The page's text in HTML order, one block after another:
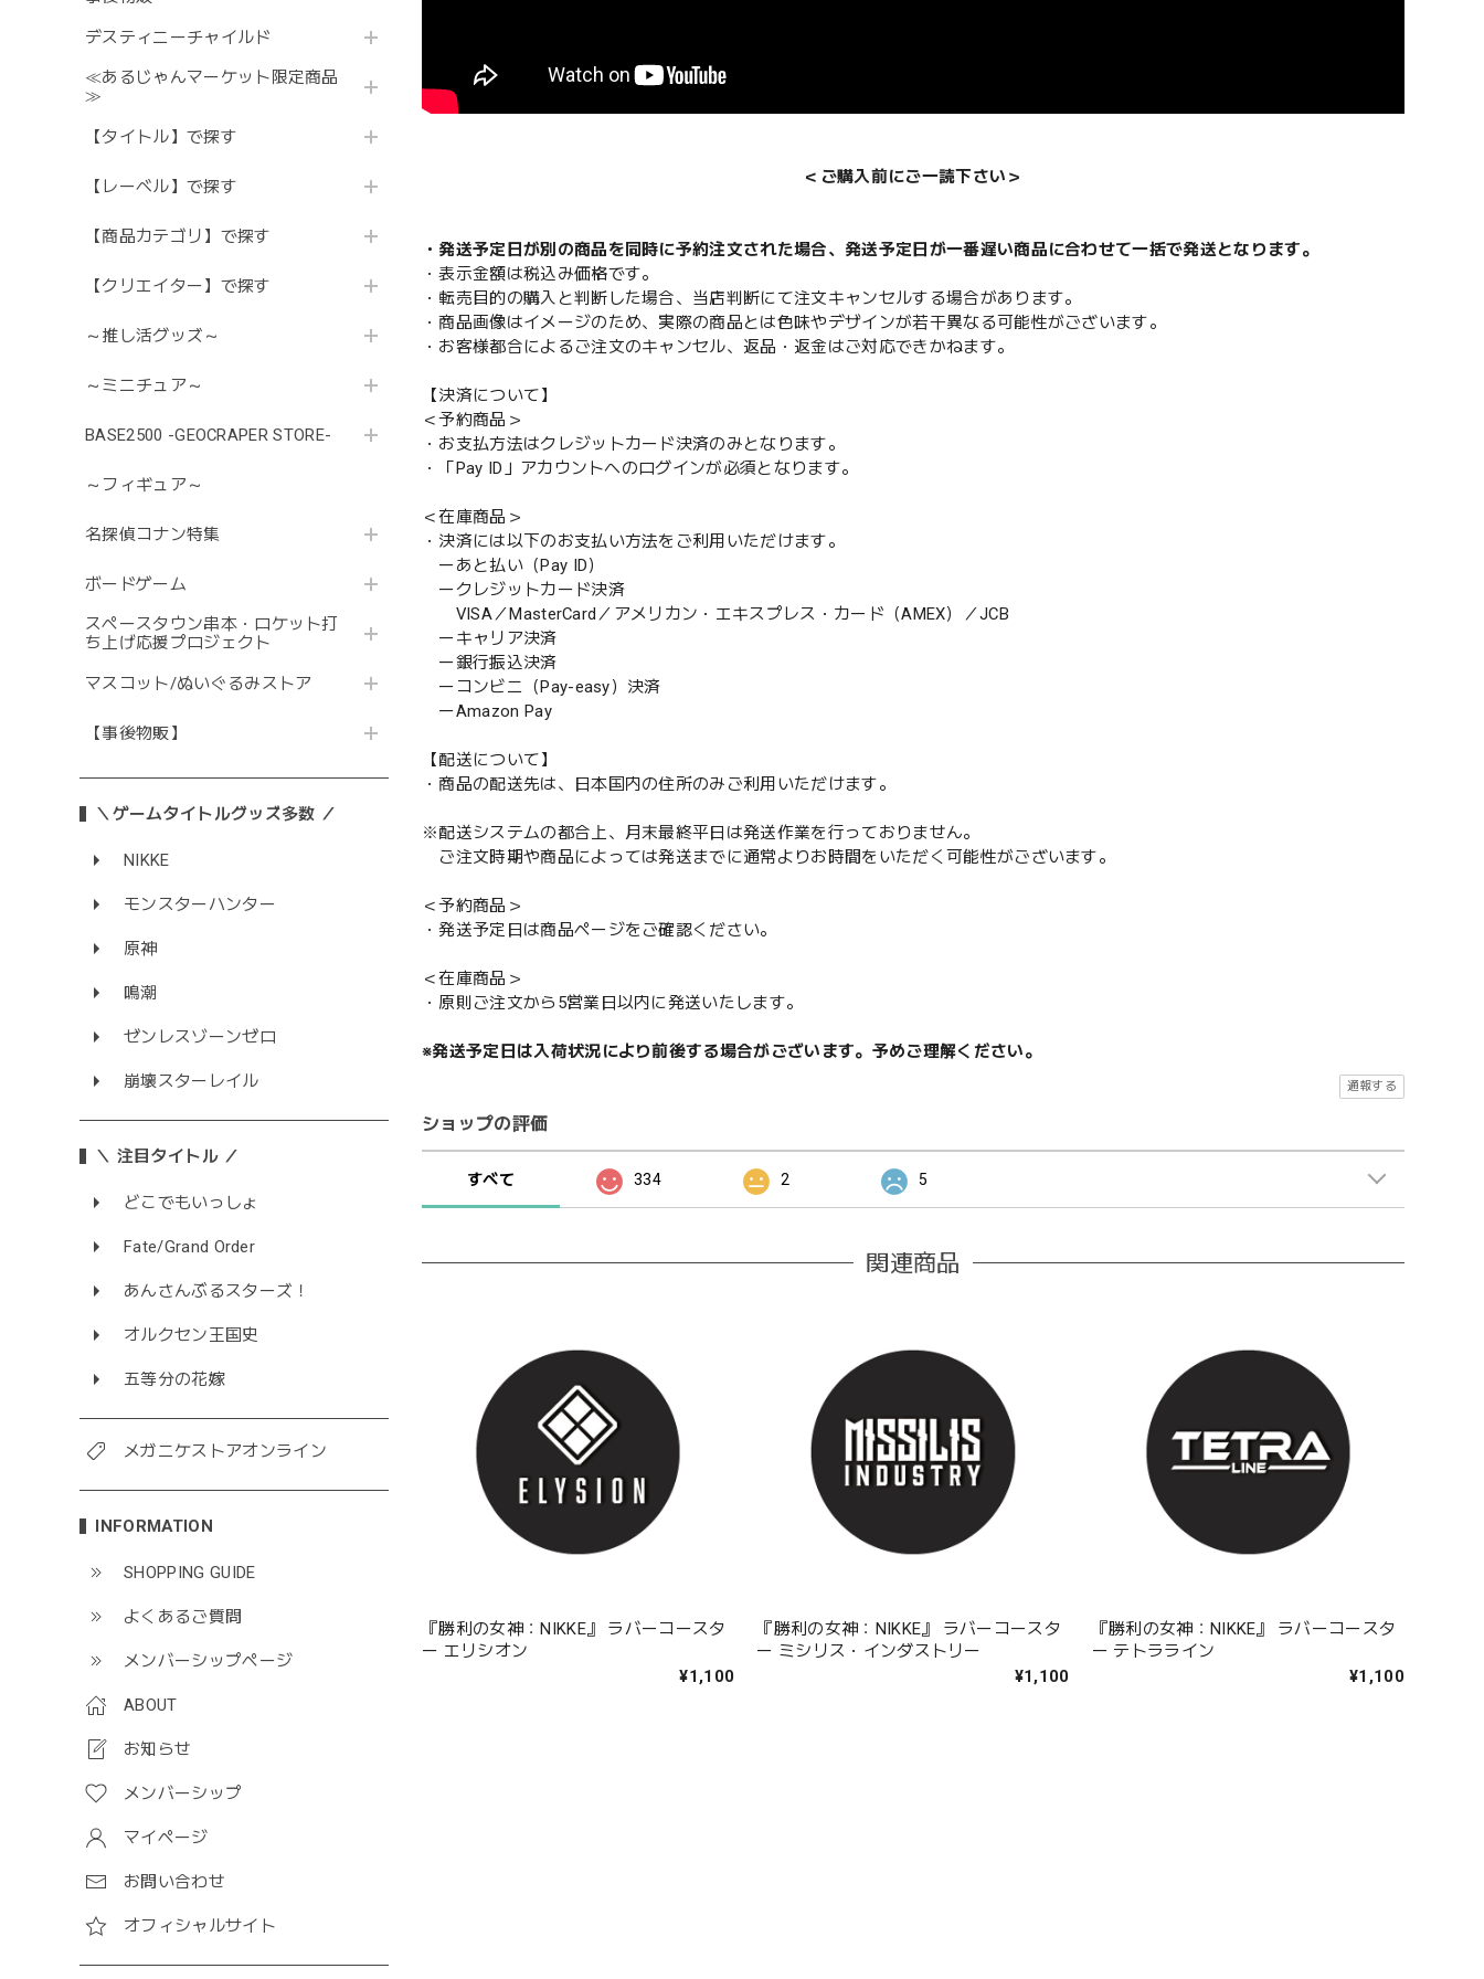
デスティニーチャイルド
≪あるじゃんマーケット限定商品
≫
【タイトル】で探す
【レーベル】で探す
【商品カテゴリ】で探す
【クリエイター】で探す
～推し活グッズ～
～ミニチュア～
BASE2500 -GEOCRAPER STORE-
～フィギュア～
名探偵コナン特集
ボードゲーム
スペースタウン串本・ロケット打
ち上げ応援プロジェクト
マスコット/ぬいぐるみストア
【事後物販】
＼ゲームタイトルグッズ多数 ／
NIKKE
モンスターハンター
原神
鳴潮
ゼンレスゾーンゼロ
崩壊スターレイル
＼ 注目タイトル ／
どこでもいっしょ
Fate/Grand Order
あんさんぶるスターズ！
オルクセン王国史
五等分の花嫁
メガニケストアオンライン
INFORMATION
SHOPPING GUIDE
よくあるご質問
メンバーシップページ
ABOUT
お知らせ
メンバーシップ
マイページ
お問い合わせ
オフィシャルサイト
＜ご購入前にご一読下さい＞
・発送予定日が別の商品を同時に予約注文された場合、発送予定日が一番遅い商品に合わせて一括で発送となります。
・表示金額は税込み価格です。
・転売目的の購入と判断した場合、当店判断にて注文キャンセルする場合があります。
・商品画像はイメージのため、実際の商品とは色味やデザインが若干異なる可能性がございます。
・お客様都合によるご注文のキャンセル、返品・返金はご対応できかねます。
【決済について】
＜予約商品＞
・お支払方法はクレジットカード決済のみとなります。
・「Pay ID」アカウントへのログインが必須となります。
＜在庫商品＞
・決済には以下のお支払い方法をご利用いただけます。
ーあと払い（Pay ID）
ークレジットカード決済
VISA／MasterCard／アメリカン・エキスプレス・カード（AMEX）／JCB
ーキャリア決済
ー銀行振込決済
ーコンビニ（Pay-easy）決済
ーAmazon Pay
【配送について】
・商品の配送先は、日本国内の住所のみご利用いただけます。
※配送システムの都合上、月末最終平日は発送作業を行っておりません。
ご注文時期や商品によっては発送までに通常よりお時間をいただく可能性がございます。
＜予約商品＞
・発送予定日は商品ページをご確認ください。
＜在庫商品＞
・原則ご注文から5営業日以内に発送いたします。
※発送予定日は入荷状況により前後する場合がございます。予めご理解ください。
通報する
ショップの評価
すべて 334 2 5
関連商品
『勝利の女神：NIKKE』 ラバーコースタ
ー エリシオン
¥1,100
『勝利の女神：NIKKE』 ラバーコースタ
ー ミシリス・インダストリー
¥1,100
『勝利の女神：NIKKE』 ラバーコースタ
ー テトラライン
¥1,100